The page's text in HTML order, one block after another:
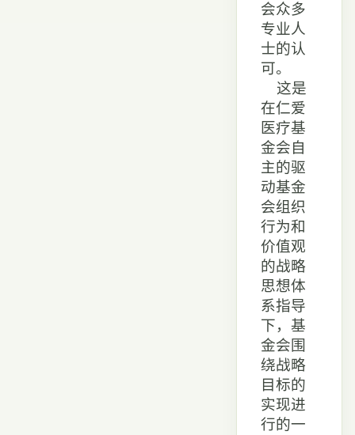
会众多
专业人
士的认
可。
这是
在仁爱
医疗基
金会自
主的驱
动基金
会组织
行为和
价值观
的战略
思想体
系指导
下，基
金会围
绕战略
目标的
实现进
行的一